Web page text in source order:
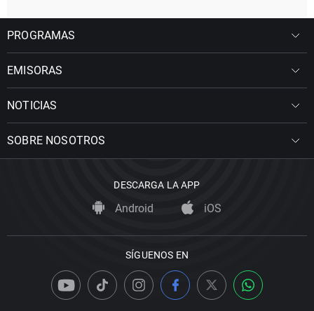
PROGRAMAS
EMISORAS
NOTICIAS
SOBRE NOSOTROS
DESCARGA LA APP
Android iOS
SÍGUENOS EN